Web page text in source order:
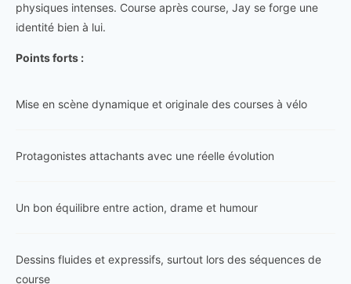
physiques intenses. Course après course, Jay se forge une
identité bien à lui.
Points forts :
Mise en scène dynamique et originale des courses à vélo
Protagonistes attachants avec une réelle évolution
Un bon équilibre entre action, drame et humour
Dessins fluides et expressifs, surtout lors des séquences de
course